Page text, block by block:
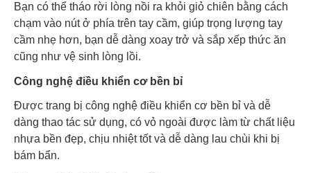
Bạn có thể tháo rời lòng nồi ra khỏi giỏ chiên bằng cách
chạm vào nút ở phía trên tay cầm, giúp trọng lượng tay
cầm nhẹ hơn, bạn dễ dàng xoay trở và sắp xếp thức ăn
cũng như vệ sinh lòng lồi.
Công nghệ điều khiển cơ bền bỉ
Được trang bị công nghệ điều khiển cơ bền bỉ và dễ
dàng thao tác sử dụng, có vỏ ngoài được làm từ chất liệu
nhựa bền đẹp, chịu nhiệt tốt và dễ dàng lau chùi khi bị
bám bẩn.